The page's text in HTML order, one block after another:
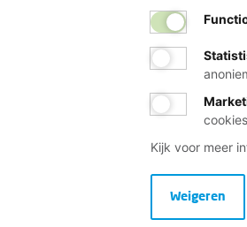
Kijk voor meer
Weigeren